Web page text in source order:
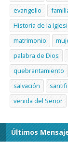
evangelio
Historia de la
matrimonio
palabra de Dios
quebrantamiento
salvación
venida del Señor
Últimos